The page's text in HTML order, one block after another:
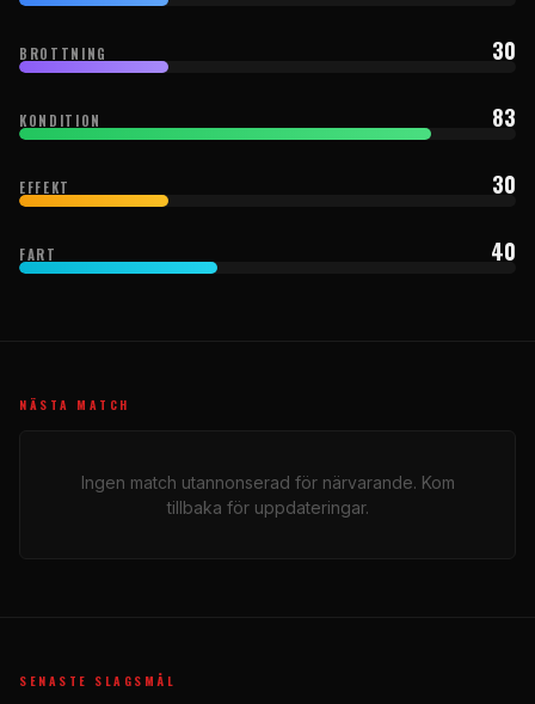
BROTTNING 30
KONDITION 83
EFFEKT 30
FART 40
NÄSTA MATCH
Ingen match utannonserad för närvarande. Kom
tillbaka för uppdateringar.
SENASTE SLAGSMÅL